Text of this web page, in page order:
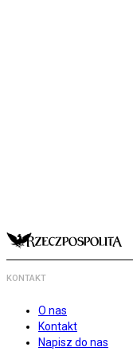
KONTAKT
O nas
Kontakt
Napisz do nas